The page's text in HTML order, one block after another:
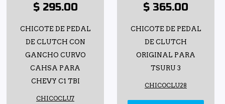
$ 295.00
CHICOTE DE PEDAL
DE CLUTCH CON
GANCHO CURVO
CAHSA PARA
CHEVY C1 TBI
CHICOCLU7
$ 365.00
CHICOTE DE PEDAL
DE CLUTCH
ORIGINAL PARA
TSURU 3
CHICOCLU28